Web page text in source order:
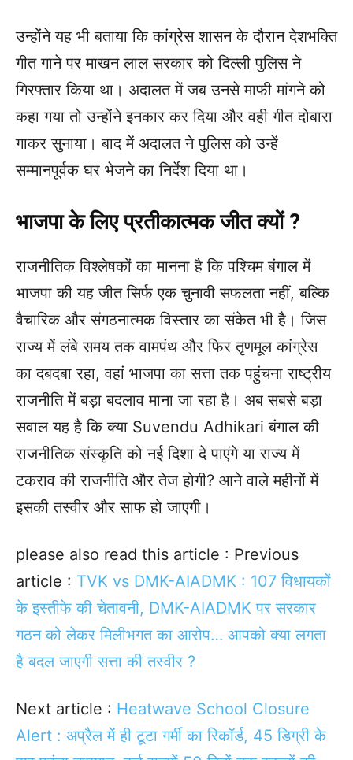
उन्होंने यह भी बताया कि कांग्रेस शासन के दौरान देशभक्ति
गीत गाने पर माखन लाल सरकार को दिल्ली पुलिस ने
गिरफ्तार किया था। अदालत में जब उनसे माफी मांगने को
कहा गया तो उन्होंने इनकार कर दिया और वही गीत दोबारा
गाकर सुनाया। बाद में अदालत ने पुलिस को उन्हें
सम्मानपूर्वक घर भेजने का निर्देश दिया था।
भाजपा के लिए प्रतीकात्मक जीत क्यों ?
राजनीतिक विश्लेषकों का मानना है कि पश्चिम बंगाल में
भाजपा की यह जीत सिर्फ एक चुनावी सफलता नहीं, बल्कि
वैचारिक और संगठनात्मक विस्तार का संकेत भी है। जिस
राज्य में लंबे समय तक वामपंथ और फिर तृणमूल कांग्रेस
का दबदबा रहा, वहां भाजपा का सत्ता तक पहुंचना राष्ट्रीय
राजनीति में बड़ा बदलाव माना जा रहा है। अब सबसे बड़ा
सवाल यह है कि क्या Suvendu Adhikari बंगाल की
राजनीतिक संस्कृति को नई दिशा दे पाएंगे या राज्य में
टकराव की राजनीति और तेज होगी? आने वाले महीनों में
इसकी तस्वीर और साफ हो जाएगी।
please also read this article : Previous
article : TVK vs DMK-AIADMK : 107 विधायकों
के इस्तीफे की चेतावनी, DMK-AIADMK पर सरकार
गठन को लेकर मिलीभगत का आरोप… आपको क्या लगता
है बदल जाएगी सत्ता की तस्वीर ?
Next article : Heatwave School Closure
Alert : अप्रैल में ही टूटा गर्मी का रिकॉर्ड, 45 डिग्री के